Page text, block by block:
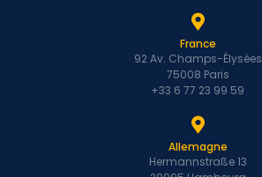
France
92 Av. Champs-Élysées
75008 Paris
+33 6 77 23 99 59
Allemagne
Hermannstraße 13